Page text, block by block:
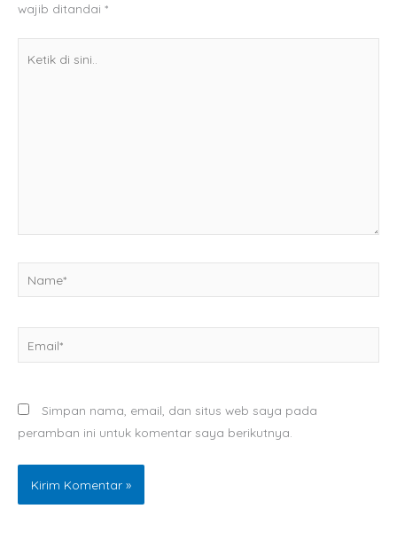
wajib ditandai *
Simpan nama, email, dan situs web saya pada
peramban ini untuk komentar saya berikutnya.